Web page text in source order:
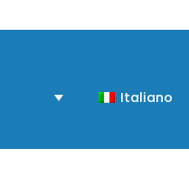
Italiano